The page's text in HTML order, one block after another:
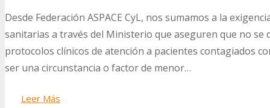
Desde Federación ASPACE CyL, nos sumamos a la
sanitarias a través del Ministerio que aseguren que no se
protocolos clínicos de atención a pacientes contagiados
ser una circunstancia o factor de menor…
Leer Más